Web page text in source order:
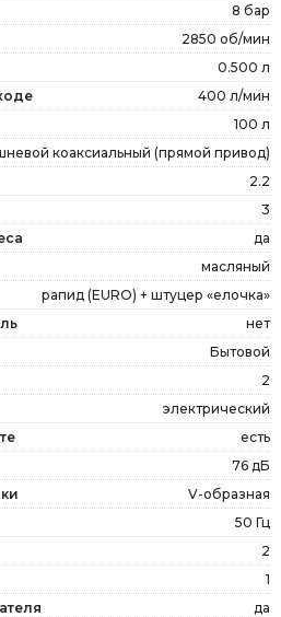
8 бар
2850 об/мин
0.500 л
400 л/мин
100 л
коаксиальный (прямой привод)
2.2
3
да
масляный
рапид (EURO) + штуцер «елочка»
нет
Бытовой
2
электрический
есть
76 дБ
V-образная
50 Гц
2
1
да